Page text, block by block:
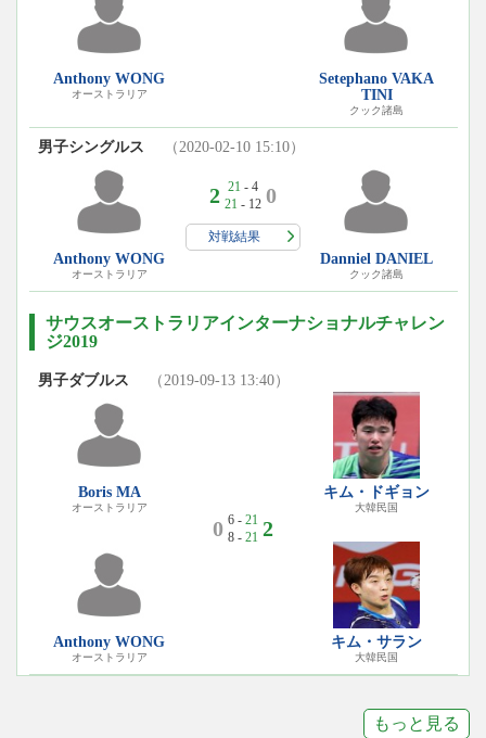
Anthony WONG
オーストラリア
Setephano VAKA
TINI
クック諸島
男子シングルス （2020-02-10 15:10）
Anthony WONG
オーストラリア
2 21 - 4
21 - 12 0
対戦結果
Danniel DANIEL
クック諸島
サウスオーストラリアインターナショナルチャレン
ジ2019
男子ダブルス （2019-09-13 13:40）
Boris MA
オーストラリア
Anthony WONG
オーストラリア
0 6 - 21
8 - 21 2
キム・ドギョン
大韓民国
キム・サラン
大韓民国
もっと見る